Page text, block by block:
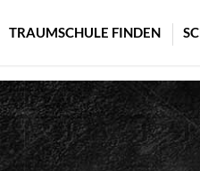
TRAUMSCHULE FINDEN